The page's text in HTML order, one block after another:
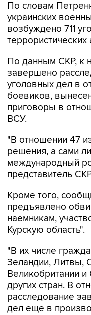
По словам
украинских
возбуждено 711
террористических
По данным СКР, к
завершено
уголовных дел в
боевиков,
приговоры в
ВСУ.
"В отношении 47
решения, а сами
международный
представитель
Кроме того,
предъявлено
наемникам,
Курскую область".
"В их числе
Зеландии, Литвы,
Великобритании
других стран. В
расследование
дел еще в